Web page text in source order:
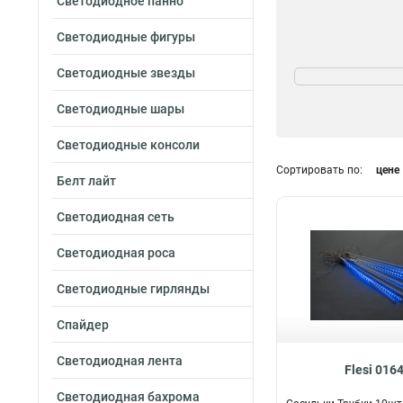
Светодиодные фигуры
Светодиодные звезды
Светодиодные шары
Светодиодные консоли
Белт лайт
Светодиодная сеть
Светодиодная роса
Светодиодные гирлянды
Спайдер
Светодиодная лента
Светодиодная бахрома
IP65 4
Сортировать по: цене
Flesi